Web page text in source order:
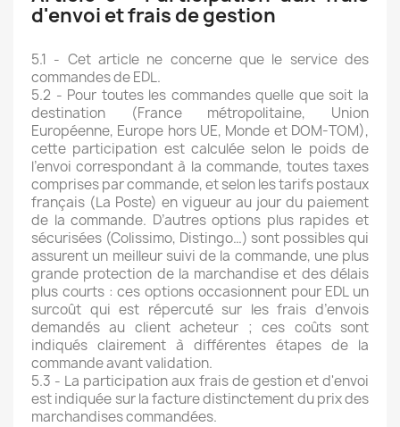
d'envoi et frais de gestion
5.1 - Cet article ne concerne que le service des
commandes de EDL.
5.2 - Pour toutes les commandes quelle que soit la
destination (France métropolitaine, Union
Européenne, Europe hors UE, Monde et DOM-TOM),
cette participation est calculée selon le poids de
l’envoi correspondant à la commande, toutes taxes
comprises par commande, et selon les tarifs postaux
français (La Poste) en vigueur au jour du paiement
de la commande. D’autres options plus rapides et
sécurisées (Colissimo, Distingo…) sont possibles qui
assurent un meilleur suivi de la commande, une plus
grande protection de la marchandise et des délais
plus courts : ces options occasionnent pour EDL un
surcoût qui est répercuté sur les frais d’envois
demandés au client acheteur ; ces coûts sont
indiqués clairement à différentes étapes de la
commande avant validation.
5.3 - La participation aux frais de gestion et d'envoi
est indiquée sur la facture distinctement du prix des
marchandises commandées.